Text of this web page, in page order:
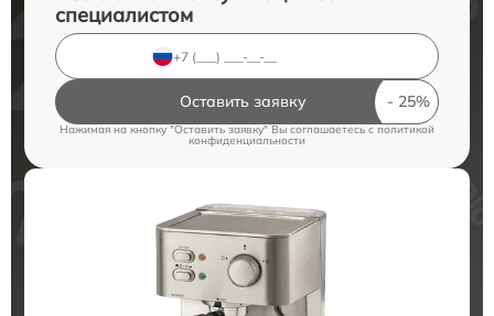
специалистом
Оставить заявку
Нажимая на кнопку "Оставить заявку" Вы соглашаетесь c политикой
конфиденциальности